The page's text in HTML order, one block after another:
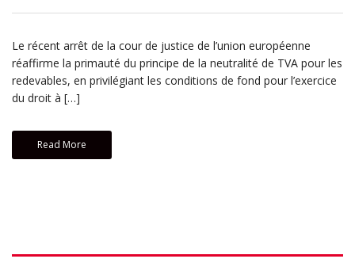
Le récent arrêt de la cour de justice de l’union européenne
réaffirme la primauté du principe de la neutralité de TVA pour les
redevables, en privilégiant les conditions de fond pour l’exercice
du droit à […]
Read More